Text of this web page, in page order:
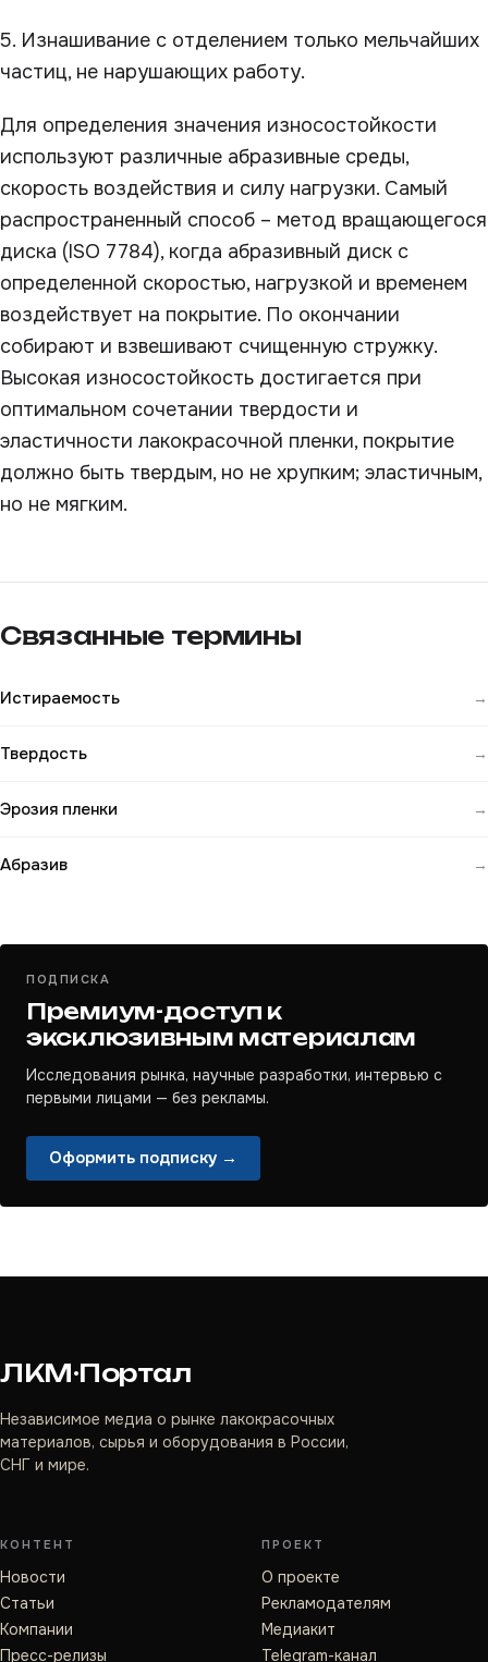
5. Изнашивание с отделением только мельчайших
частиц, не нарушающих работу.
Для определения значения износостойкости
используют различные абразивные среды,
скорость воздействия и силу нагрузки. Самый
распространенный способ – метод вращающегося
диска (ISO 7784), когда абразивный диск с
определенной скоростью, нагрузкой и временем
воздействует на покрытие. По окончании
собирают и взвешивают счищенную стружку.
Высокая износостойкость достигается при
оптимальном сочетании твердости и
эластичности лакокрасочной пленки, покрытие
должно быть твердым, но не хрупким; эластичным,
но не мягким.
Связанные термины
Истираемость →
Твердость →
Эрозия пленки →
Абразив →
ПОДПИСКА
Премиум-доступ к
эксклюзивным материалам
Исследования рынка, научные разработки, интервью с
первыми лицами — без рекламы.
Оформить подписку →
ЛКМ·Портал
Независимое медиа о рынке лакокрасочных
материалов, сырья и оборудования в России,
СНГ и мире.
КОНТЕНТ
Новости
Статьи
Компании
Пресс-релизы
ПРОЕКТ
О проекте
Рекламодателям
Медиакит
Telegram-канал